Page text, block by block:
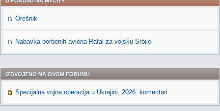
Orešnik
Nabavka borbenih aviona Rafal za vojsku Srbije
IZDVOJENO NA OVOM FORUMU
Specijalna vojna operacija u Ukrajini, 2026. komentari